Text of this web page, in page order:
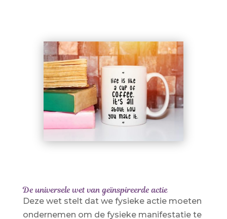
De universele wet van geïnspireerde actie
Deze wet stelt dat we fysieke actie moeten
ondernemen om de fysieke manifestatie te